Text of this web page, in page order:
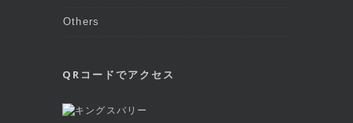
Others
QRコードでアクセス